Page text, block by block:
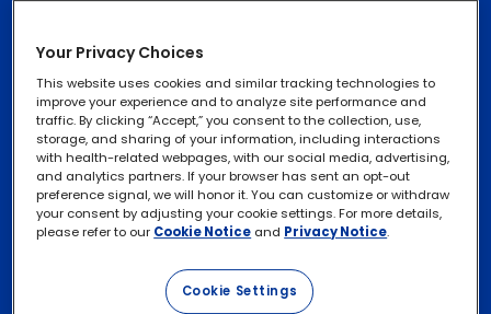
Footer
legal
Links
Политика на
приватност
Информација за
колачиња
Искористете ги
Услови за употреба
Your Privacy Choices
This website uses cookies and similar tracking technologies to
improve your experience and to analyze site performance and
traffic. By clicking “Accept,” you consent to the collection, use,
storage, and sharing of your information, including interactions
with health-related webpages, with our social media, advertising,
and analytics partners. If your browser has sent an opt-out
preference signal, we will honor it. You can customize or withdraw
your consent by adjusting your cookie settings. For more details,
please refer to our Cookie Notice and Privacy Notice.
Cookie Settings